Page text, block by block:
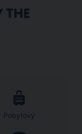
THE
Pobytový